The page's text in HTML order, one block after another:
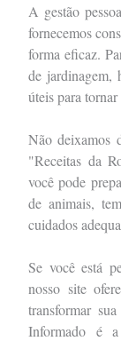
A gestão
fornecemos
forma eficaz.
de jardinagem,
úteis para
Não deixamos
"Receitas da
você pode
de animais,
cuidados
Se você está
nosso site
transformar
Informado é